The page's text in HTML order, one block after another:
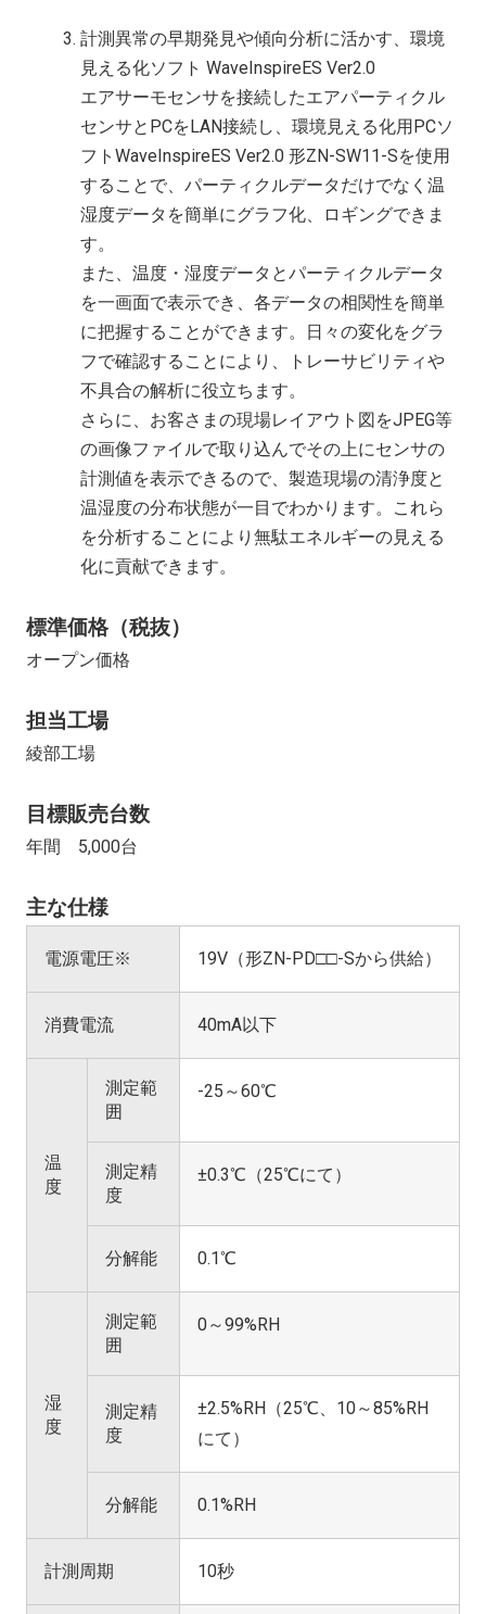
計測異常の早期発見や傾向分析に活かす、環境
見える化ソフト WaveInspireES Ver2.0
エアサーモセンサを接続したエアパーティクル
センサとPCをLAN接続し、環境見える化用PCソ
フトWaveInspireES Ver2.0 形ZN-SW11-Sを使用
することで、パーティクルデータだけでなく温
湿度データを簡単にグラフ化、ロギングできま
す。
また、温度・湿度データとパーティクルデータ
を一画面で表示でき、各データの相関性を簡単
に把握することができます。日々の変化をグラ
フで確認することにより、トレーサビリティや
不具合の解析に役立ちます。
さらに、お客さまの現場レイアウト図をJPEG等
の画像ファイルで取り込んでその上にセンサの
計測値を表示できるので、製造現場の清浄度と
温湿度の分布状態が一目でわかります。これら
を分析することにより無駄エネルギーの見える
化に貢献できます。
標準価格（税抜）
オープン価格
担当工場
綾部工場
目標販売台数
年間 5,000台
主な仕様
電源電圧※ 19V（形ZN-PD□□-Sから供給）
消費電流 40mA以下
温
度
測定範
囲
-25～60℃
測定精
度
±0.3℃（25℃にて）
分解能 0.1℃
湿
度
測定範
囲
0～99%RH
測定精
度
±2.5%RH（25℃、10～85%RH
にて）
分解能 0.1%RH
計測周期 10秒